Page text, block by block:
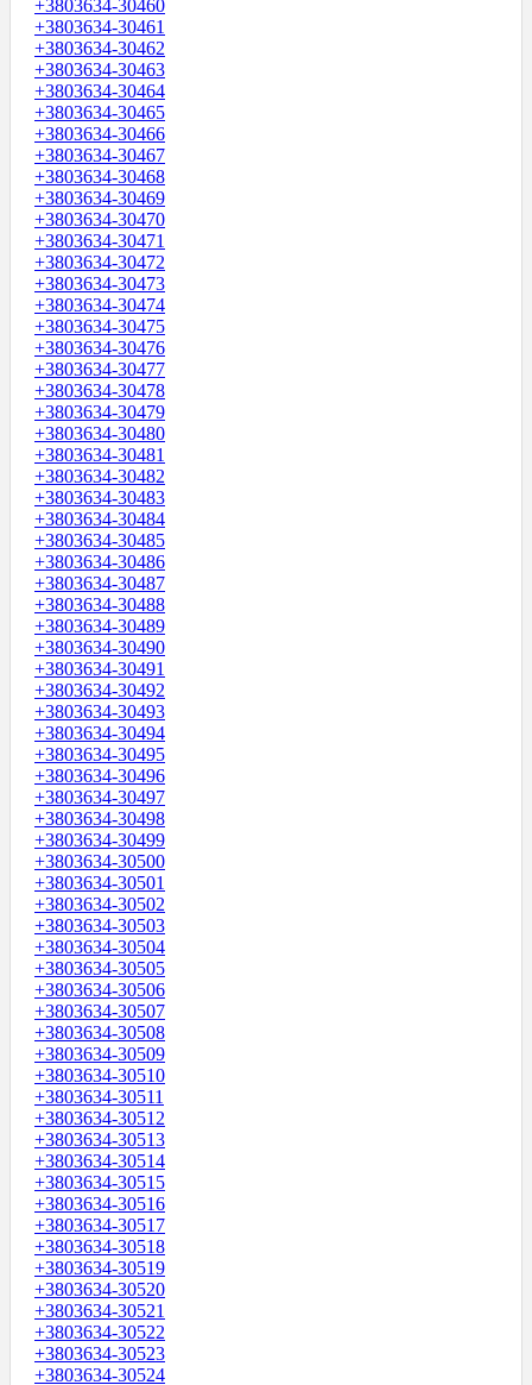
+3803634-30460
+3803634-30461
+3803634-30462
+3803634-30463
+3803634-30464
+3803634-30465
+3803634-30466
+3803634-30467
+3803634-30468
+3803634-30469
+3803634-30470
+3803634-30471
+3803634-30472
+3803634-30473
+3803634-30474
+3803634-30475
+3803634-30476
+3803634-30477
+3803634-30478
+3803634-30479
+3803634-30480
+3803634-30481
+3803634-30482
+3803634-30483
+3803634-30484
+3803634-30485
+3803634-30486
+3803634-30487
+3803634-30488
+3803634-30489
+3803634-30490
+3803634-30491
+3803634-30492
+3803634-30493
+3803634-30494
+3803634-30495
+3803634-30496
+3803634-30497
+3803634-30498
+3803634-30499
+3803634-30500
+3803634-30501
+3803634-30502
+3803634-30503
+3803634-30504
+3803634-30505
+3803634-30506
+3803634-30507
+3803634-30508
+3803634-30509
+3803634-30510
+3803634-30511
+3803634-30512
+3803634-30513
+3803634-30514
+3803634-30515
+3803634-30516
+3803634-30517
+3803634-30518
+3803634-30519
+3803634-30520
+3803634-30521
+3803634-30522
+3803634-30523
+3803634-30524